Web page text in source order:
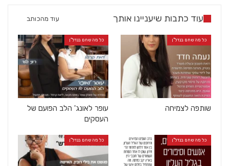
עוד כתבות שיעניינו אותך עוד מהכותב
כל מה שחם בנדל"ן
שותפה לצמיחה
כל מה שחם בנדל"ן
עופר לאונג' הלב הפועם של
העסקים
כל מה שחם בנדל"ן כל מה שחם בנדל"ן